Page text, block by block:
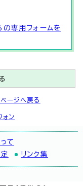
専用フォームを
ページへ戻る
ォン
て
リンク集